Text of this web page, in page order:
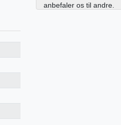
anbefaler os til andre.